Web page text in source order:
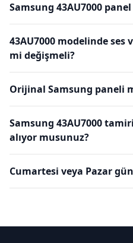
Samsung 43AU7000
43AU7000 modelinde
mi değişmeli?
Orijinal Samsung paneli
Samsung 43AU7000
alıyor musunuz?
Cumartesi veya Pazar